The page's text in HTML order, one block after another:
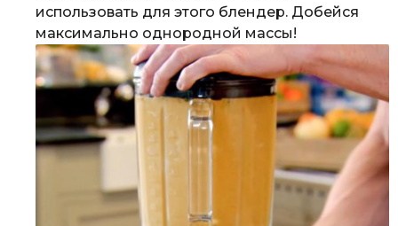
использовать для этого блендер. Добейся
максимально однородной массы!